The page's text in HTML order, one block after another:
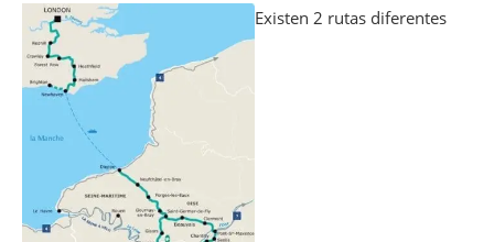
Existen 2 rutas diferentes